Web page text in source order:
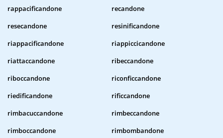
rappacificandone
recandone
resecandone
resinificandone
riappacificandone
riappiccicandone
riattaccandone
ribeccandone
riboccandone
riconficcandone
riedificandone
rificcandone
rimbacuccandone
rimbeccandone
rimboccandone
rimbombandone